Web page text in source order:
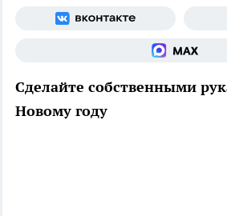
Сделайте собственными
Новому году